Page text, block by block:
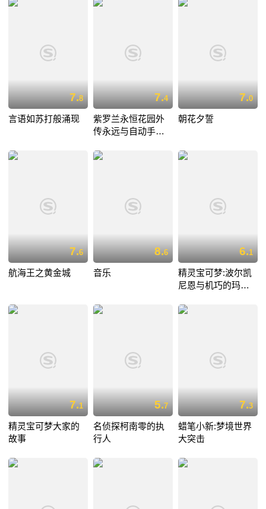
7.8
言语如苏打般涌现
7.4
紫罗兰永恒花园外
传永远与自动手记
7.0
朝花夕誓
7.6
航海王之黄金城
8.6
音乐
6.1
精灵宝可梦:波尔凯
尼恩与机巧的玛机
7.1
精灵宝可梦大家的
故事
5.7
名侦探柯南零的执
行人
7.3
蜡笔小新:梦境世界
大突击